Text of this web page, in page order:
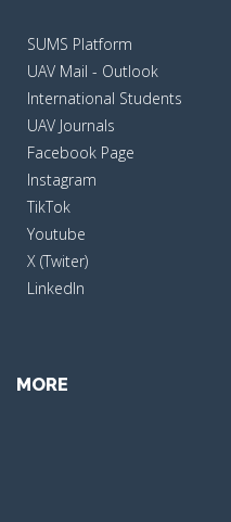
SUMS Platform
UAV Mail - Outlook
International Students
UAV Journals
Facebook Page
Instagram
TikTok
Youtube
X (Twiter)
LinkedIn
MORE